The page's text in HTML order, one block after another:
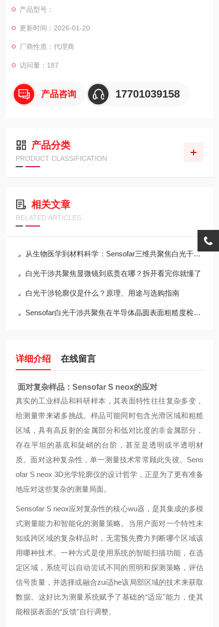
峭的台阶，甚至是透明或半透明材质。
产品型号：
更新时间：2026-01-20
厂商性质：代理商
访问量：187
产品咨询 17701039158
产品分类
PRODUCT CLASSIFICATION
相关文章
RELATED ARTICLES
从生物医学到材料科学：Sensofar三维共聚焦白光干涉仪的跨领域应用传奇
白光干涉共聚焦显微镜到底贵在哪？拆开看完你就懂了
白光干涉轮廓仪是什么？原理、用途与选购指南
Sensofar白光干涉共聚焦在半导体晶圆表面粗糙度检测中的应用与行业标准对标
详细介绍 在线留言
面对复杂样品：Sensofar S neox的应对
真实的工业样品和科研样本，其表面特性往往复杂多变，
给测量带来诸多挑战。样品可能同时包含光滑区域和粗糙
区域，具有高反射的金属部分和低对比度的非金属部分，
存在平坦的基底和陡峭的台阶，甚至是透明或半透明材
质。面对这种复杂性，单一测量技术常常顾此失彼。Sens
ofar S neox 3D光学轮廓仪的设计哲学，正是为了更有准备
地应对这些复杂的测量局面。
Sensofar S neox应对复杂性的核心wu器，是其集成的多模
式测量能力和智能化的测量策略。当用户面对一个特性未
知或跨区域的复杂样品时，无需预先费力判断哪个区域该
用哪种技术。一种方式是使用系统的智能扫描功能，在选
定区域，系统可以自动尝试不同的照明和探测策略，评估
信号质量，并选择或融合zui适he该局部区域的技术来获取
数据。这好比为测量系统赋予了基础的“适应"能力，使其
能根据表面的“反馈"自行调整。